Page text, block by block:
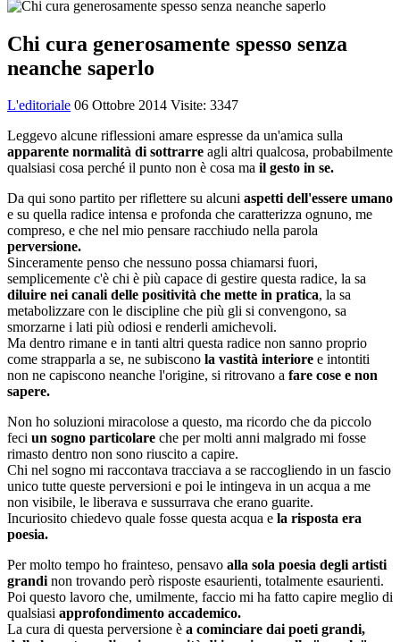
Chi cura generosamente spesso senza
neanche saperlo
L'editoriale 06 Ottobre 2014 Visite: 3347
Leggevo alcune riflessioni amare espresse da un'amica sulla
apparente normalità di sottrarre agli altri qualcosa, probabilmente
qualsiasi cosa perché il punto non è cosa ma il gesto in se.
Da qui sono partito per riflettere su alcuni aspetti dell'essere umano
e su quella radice intensa e profonda che caratterizza ognuno, me
compreso, e che nel mio pensare racchiudo nella parola
perversione.
Sinceramente penso che nessuno possa chiamarsi fuori,
semplicemente c'è chi è più capace di gestire questa radice, la sa
diluire nei canali delle positività che mette in pratica, la sa
metabolizzare con le discipline che più gli si convengono, sa
smorzarne i lati più odiosi e renderli amichevoli.
Ma dentro rimane e in tanti altri questa radice non sanno proprio
come strapparla a se, ne subiscono la vastità interiore e intontiti
non ne capiscono neanche l'origine, si ritrovano a fare cose e non
sapere.
Non ho soluzioni miracolose a questo, ma ricordo che da piccolo
feci un sogno particolare che per molti anni malgrado mi fosse
rimasto dentro non sono riuscito a capire.
Chi nel sogno mi raccontava tracciava a se raccogliendo in un fascio
unico tutte queste perversioni e poi le intingeva in un acqua a me
non visibile, le liberava e sussurrava che erano guarite.
Incuriosito chiedevo quale fosse questa acqua e la risposta era
poesia.
Per molto tempo ho frainteso, pensavo alla sola poesia degli artisti
grandinon trovando però risposte esaurienti, totalmente esaurienti.
Poi questo lavoro che, umilmente, faccio mi ha fatto capire meglio di
qualsiasi approfondimento accademico.
La cura di questa perversione è a cominciare dai poeti grandi,